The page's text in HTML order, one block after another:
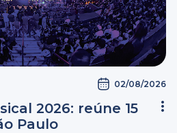
02/08/2026
2026: reúne 15
Paulo